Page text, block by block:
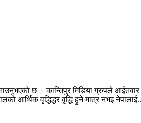
छ । कान्तिपुर मिडिया ग्रुपले
आर्थिक वृद्धिद्धर वृद्धि हुने मात्र नभइ